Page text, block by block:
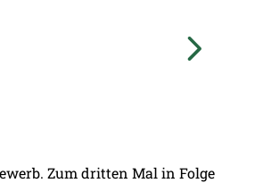
Zum dritten Mal in Folge